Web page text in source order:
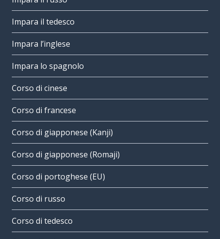
Impara il tedesco
Impara l’inglese
Impara lo spagnolo
Corso di cinese
Corso di francese
Corso di giapponese (Kanji)
Corso di giapponese (Romaji)
Corso di portoghese (EU)
Corso di russo
Corso di tedesco